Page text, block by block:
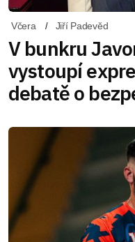
Včera Jiří Padevěd
V bunkru
vystoupí
debatě o